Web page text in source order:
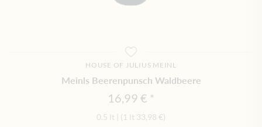
HOUSE OF JULIUS MEINL
Meinls Beerenpunsch Waldbeere
16,99 €
0.5 lt (1 lt 33,98 €)